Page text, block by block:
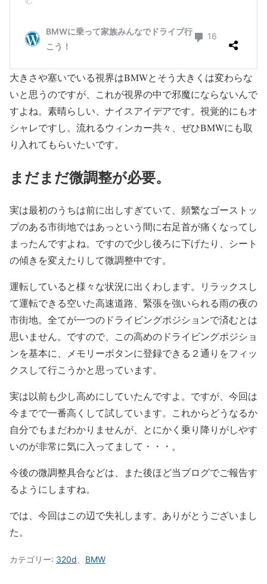
大きさや塞いでいる視界はBMWとそう大きくは変わらな
いと思うのですが、これが視界の中で邪魔にならないんで
すよね。素晴らしい、ナイスアイデアです。視覚的にもオ
シャレですし。流れるウィンカー共々、ぜひBMWにも取
り入れてもらいたいです。
まだまだ微調整が必要。
実は最初のうちは前に出しすぎていて、頻繁なゴーストッ
プのある市街地ではあっという間に右足首が痛くなってし
まったんですよね。ですので少し後ろに下げたり、シート
の傾きを変えたりして微調整中です。
運転していると様々な状況に出くわします。リラックスし
て運転できる空いた高速道路、緊張を強いられる雨の夜の
市街地。全てが一つのドライビングポジションで済むとは
思いません。ですので、この高めのドライビングポジショ
ンを基本に、メモリーボタンに登録できる２通りをフィッ
クスして行こうかと思っています。
実は以前も少し高めにしていたんですよ。ですが、今回は
今までで一番高くして試しています。これからどうなるか
自分でもまだわかりませんが、とにかく乗り降りがしやす
いのが非常に気に入ってまして・・・。
今後の微調整具合などは、また後ほど当ブログでご報告す
るようにしますね。
では、今回はこの辺で失礼します。ありがとうございまし
た。
カテゴリー: 320d BMW